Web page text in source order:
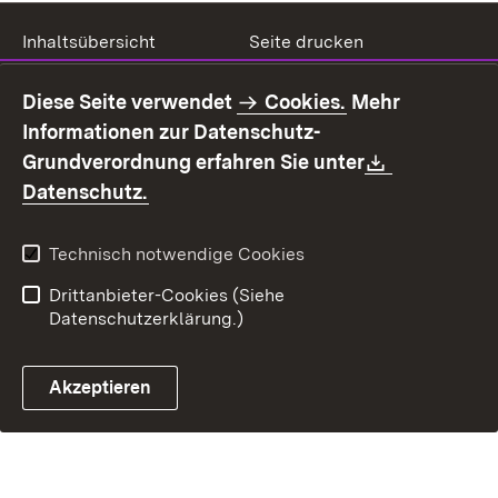
Inhaltsübersicht
Seite drucken
Benutzungshinweise
Erklärung zur
Barrierefreiheit
Kontakt
Fehlerhaften Link melden
Diese Seite verwendet Cookies. Mehr
Informationen zur Datenschutz-
Grundverordnung erfahren Sie unter
Datenschutz.
Technisch notwendige Cookies
Drittanbieter-Cookies (Siehe
Datenschutzerklärung.)
Akzeptieren